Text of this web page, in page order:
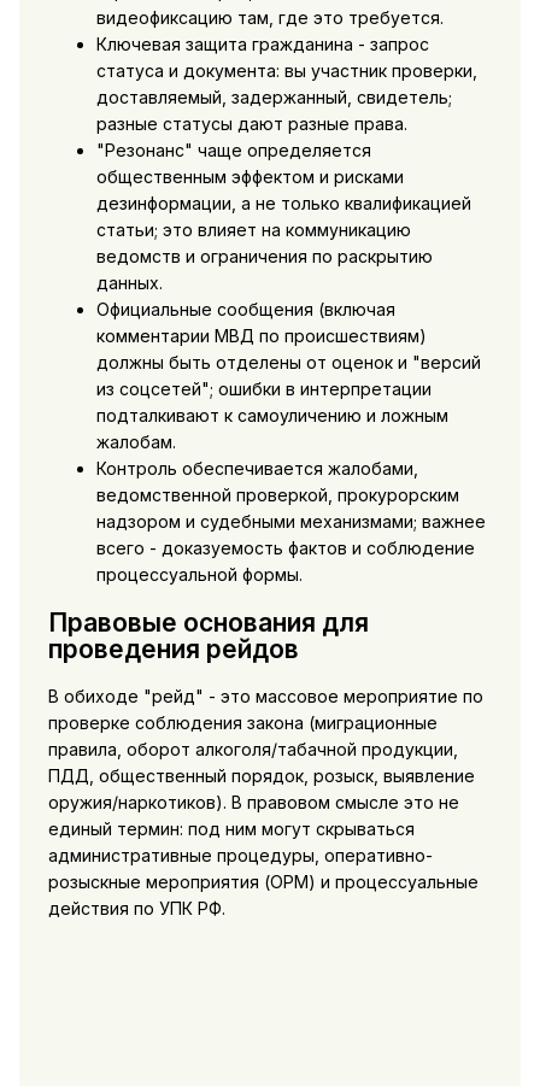
видеофиксацию там, где это требуется.
Ключевая защита гражданина - запрос
статуса и документа: вы участник проверки,
доставляемый, задержанный, свидетель;
разные статусы дают разные права.
"Резонанс" чаще определяется
общественным эффектом и рисками
дезинформации, а не только квалификацией
статьи; это влияет на коммуникацию
ведомств и ограничения по раскрытию
данных.
Официальные сообщения (включая
комментарии МВД по происшествиям)
должны быть отделены от оценок и "версий
из соцсетей"; ошибки в интерпретации
подталкивают к самоуличению и ложным
жалобам.
Контроль обеспечивается жалобами,
ведомственной проверкой, прокурорским
надзором и судебными механизмами; важнее
всего - доказуемость фактов и соблюдение
процессуальной формы.
Правовые основания для
проведения рейдов
В обиходе "рейд" - это массовое мероприятие по
проверке соблюдения закона (миграционные
правила, оборот алкоголя/табачной продукции,
ПДД, общественный порядок, розыск, выявление
оружия/наркотиков). В правовом смысле это не
единый термин: под ним могут скрываться
административные процедуры, оперативно-
розыскные мероприятия (ОРМ) и процессуальные
действия по УПК РФ.